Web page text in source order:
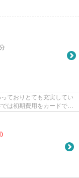
ておりとても充実してい
は初期費用をカードでお
)